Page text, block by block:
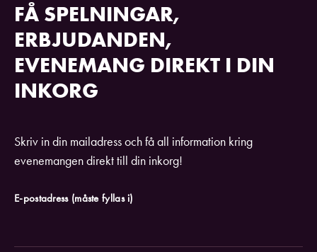
FÅ SPELNINGAR,
ERBJUDANDEN,
EVENEMANG DIREKT I DIN
INKORG
Skriv in din mailadress och få all information kring
evenemangen direkt till din inkorg!
E-postadress (måste fyllas i)